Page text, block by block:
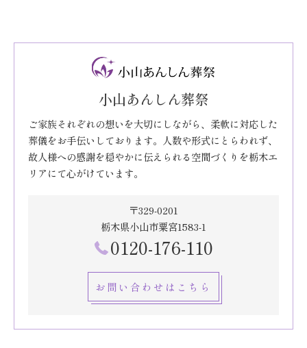
小山あんしん葬祭
ご家族それぞれの想いを大切にしながら、柔軟に対応した
葬儀をお手伝いしております。人数や形式にとらわれず、
故人様への感謝を穏やかに伝えられる空間づくりを栃木エ
リアにて心がけています。
〒329-0201
栃木県小山市粟宮1583-1
0120-176-110
お問い合わせはこちら